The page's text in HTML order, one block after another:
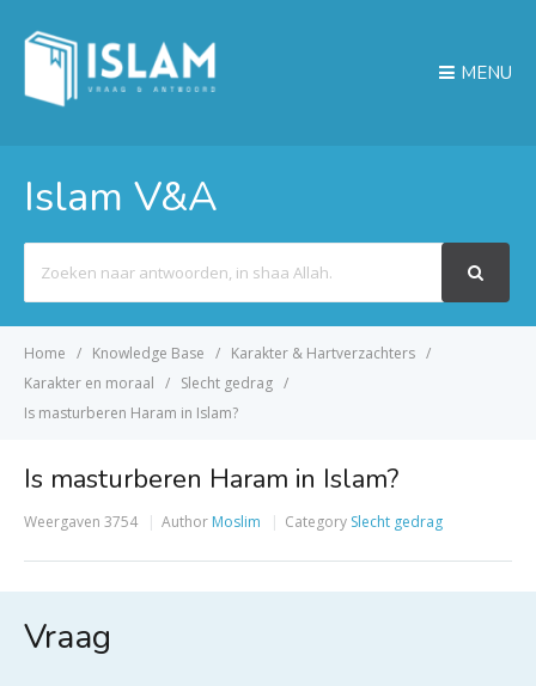
MENU
Islam V&A
For
Home Knowledge Base
Karakter & Hartverzachters
Karakter en moraal
Slecht gedrag
Is masturberen Haram in Islam?
Is masturberen Haram in Islam?
Weergaven 3754 Author Moslim Category Slecht gedrag
Vraag